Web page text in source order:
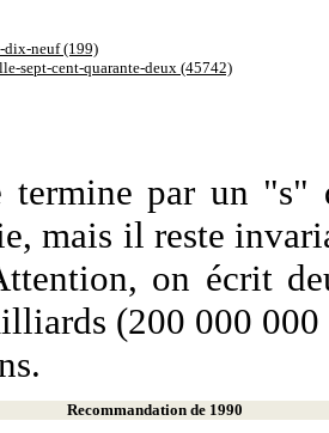
dix-neuf (199)
sept-cent-quarante-deux (45742)
termine par un "s"
mais il reste
on écrit
(200 000
Recommandation de 1990